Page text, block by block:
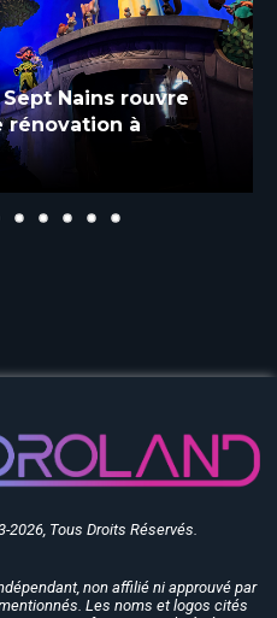
Nains rouvre
rénovation à
Tous Droits Réservés.
non affilié ni approuvé par
Les noms et logos cités